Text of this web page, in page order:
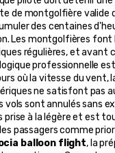
de montgolfière valide
des centaines
Les montgolfières font
régulières, et avant
professionnelle
où la vitesse du vent,
ne satisfont pas
vols sont annulés sans
prise à la légère et est
passagers comme
balloon flight, la